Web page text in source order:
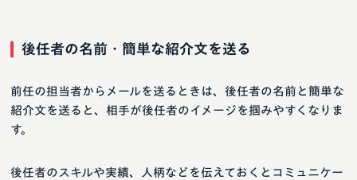
後任者の名前・簡単な紹介文を送る
前任の担当者からメールを送るときは、後任者の名前と簡単な
紹介文を送ると、相手が後任者のイメージを掴みやすくなりま
す。
後任者のスキルや実績、人柄などを伝えておくとコミュニケー